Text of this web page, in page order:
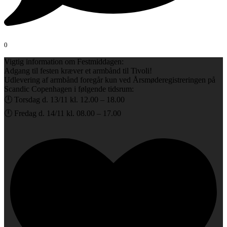
0
Vigtig information om Festmiddagen:
Adgang til festen kræver et armbånd til Tivoli!
Udlevering af armbånd foregår kun ved Årsmøderegistreringen på
Scandic Copenhagen i følgende tidsrum:
🕛 Torsdag d. 13/11 kl. 12.00 – 18.00
🕛 Fredag d. 14/11 kl. 08.00 – 17.00